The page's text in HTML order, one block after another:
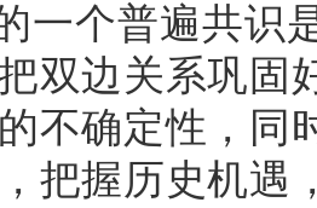
一个普遍共识
双边关系巩固
不确定性，同
把握历史机遇